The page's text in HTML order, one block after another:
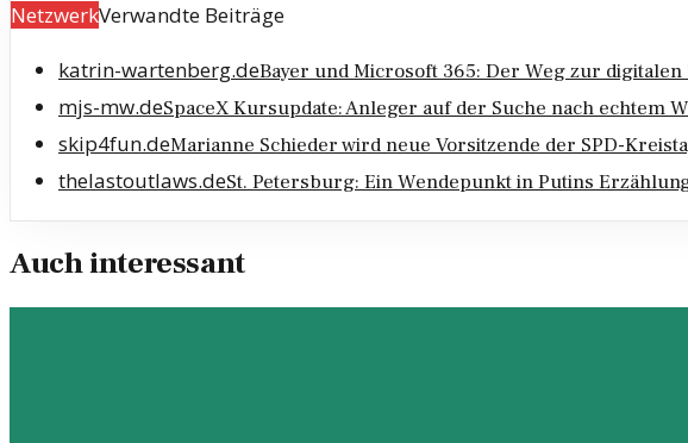
NetzwerkVerwandte Beiträge
katrin-wartenberg.deBayer und Microsoft 365: Der Weg zur
mjs-mw.deSpaceX Kursupdate: Anleger auf der Suche nach echtem
skip4fun.deMarianne Schieder wird neue Vorsitzende der SPD-
thelastoutlaws.deSt. Petersburg: Ein Wendepunkt in Putins
Auch interessant